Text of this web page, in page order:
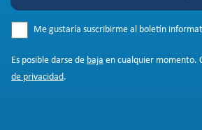
Me gustaría suscribirme al boletín
Es posible darse de baja en cualquier momento.
de privacidad.